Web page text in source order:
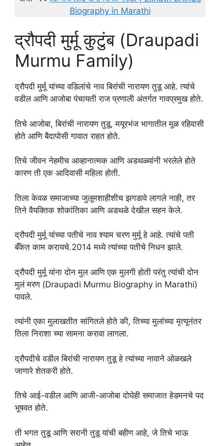
Biography in Marathi
द्रौपदी मुर्मू कुटुंब (Draupadi
Murmu Family)
द्रौपदी मुर्मू यांच्या वडिलांचे नाव बिरांची नारायण तुडू आहे. त्यांचे
वडील आणि आजोबा पंचायती राज प्रणाली अंतर्गत गावप्रमुख होते.
तिचे आजोबा, बिरांची नारायण तुडू, मयूरभंज भागातील मूळ रहिवासी
होते आणि बैदापोसी गावात राहत होते.
तिचे जीवन नेहमीच आव्हानात्मक आणि अडथळ्यांनी भरलेले होते
कारण ती एक आदिवासी महिला होती.
तिला केवळ समाजाच्या जुलूमशाहीशीच झगडावे लागले नाही, तर
तिने वैयक्तिक शोकांतिका आणि अडथळे देखील सहन केले.
द्रौपदी मुर्मू यांच्या पतीचे नाव श्याम चरण मुर्मू हे आहे. त्यांचे पती
बँकेत काम करायचे.2014 मध्ये त्यांच्या पतीचे निधन झाले.
द्रौपदी मुर्मू यांना दोन मुल आणि एक मुलगी होती परंतु त्यांची दोन
मुलं मरण (Draupadi Murmu Biography in Marathi)
पावले.
त्यांनी एका मुलाखतीत सांगितले होते की, तिच्या मुलांच्या मृत्यूनंतर
तिला निराशा च्या सामना करावा लागला.
द्रौपदीचे वडील बिरांची नारायण तुडू हे त्यांच्या नावाने ओळखले
जाणारे शेतकरी होते.
तिचे आई-वडील आणि आजी-आजोबा दोघेही समाजात हेडमनचे पद
भूषवत होते.
ती भगत तुडू आणि सरानी तुडू यांची बहीण आहे, जे तिचे भाऊ